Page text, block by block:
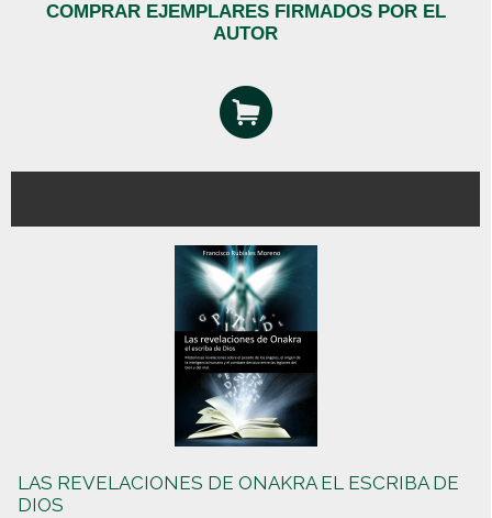
COMPRAR EJEMPLARES FIRMADOS POR EL
AUTOR
LAS REVELACIONES DE ONAKRA EL ESCRIBA DE
DIOS